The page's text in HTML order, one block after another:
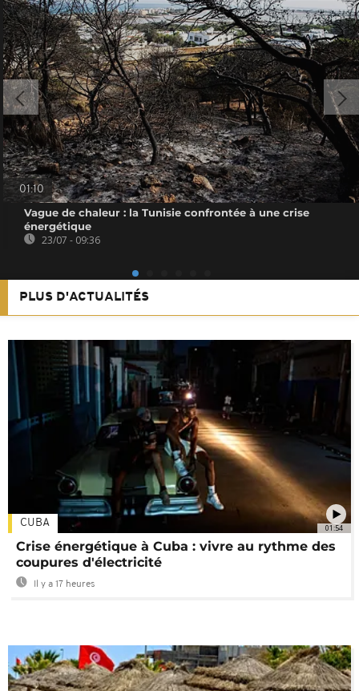
01:10
Vague de chaleur : la Tunisie confrontée à une crise
énergétique
23/07 - 09:36
PLUS D'ACTUALITÉS
01:54
CUBA
Crise énergétique à Cuba : vivre au rythme des
coupures d'électricité
Il y a 17 heures